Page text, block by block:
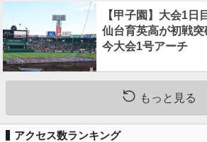
【甲子園】大会1
仙台育英高が初戦
今大会1号アーチ
もっと見る
アクセス数ランキング